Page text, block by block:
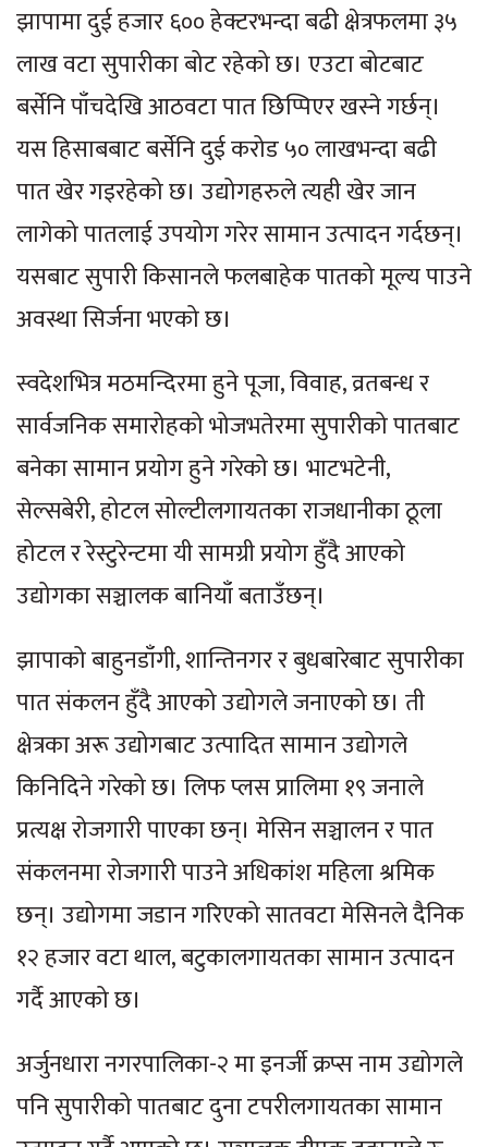
झापामा दुई हजार ६०० हेक्टरभन्दा बढी क्षेत्रफलमा ३५
लाख वटा सुपारीका बोट रहेको छ। एउटा बोटबाट
बर्सेनि पाँचदेखि आठवटा पात छिप्पिएर खस्ने गर्छन्।
यस हिसाबबाट बर्सेनि दुई करोड ५० लाखभन्दा बढी
पात खेर गइरहेको छ। उद्योगहरुले त्यही खेर जान
लागेको पातलाई उपयोग गरेर सामान उत्पादन गर्दछन्।
यसबाट सुपारी किसानले फलबाहेक पातको मूल्य पाउने
अवस्था सिर्जना भएको छ।
स्वदेशभित्र मठमन्दिरमा हुने पूजा, विवाह, व्रतबन्ध र
सार्वजनिक समारोहको भोजभतेरमा सुपारीको पातबाट
बनेका सामान प्रयोग हुने गरेको छ। भाटभटेनी,
सेल्सबेरी, होटल सोल्टीलगायतका राजधानीका ठूला
होटल र रेस्टुरेन्टमा यी सामग्री प्रयोग हुँदै आएको
उद्योगका सञ्चालक बानियाँ बताउँछन्।
झापाको बाहुनडाँगी, शान्तिनगर र बुधबारेबाट सुपारीका
पात संकलन हुँदै आएको उद्योगले जनाएको छ। ती
क्षेत्रका अरू उद्योगबाट उत्पादित सामान उद्योगले
किनिदिने गरेको छ। लिफ प्लस प्रालिमा १९ जनाले
प्रत्यक्ष रोजगारी पाएका छन्। मेसिन सञ्चालन र पात
संकलनमा रोजगारी पाउने अधिकांश महिला श्रमिक
छन्। उद्योगमा जडान गरिएको सातवटा मेसिनले दैनिक
१२ हजार वटा थाल, बटुकालगायतका सामान उत्पादन
गर्दै आएको छ।
अर्जुनधारा नगरपालिका-२ मा इनर्जी क्रप्स नाम उद्योगले
पनि सुपारीको पातबाट दुना टपरीलगायतका सामान